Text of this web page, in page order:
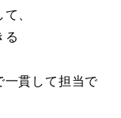
、
る
一貫して担当で